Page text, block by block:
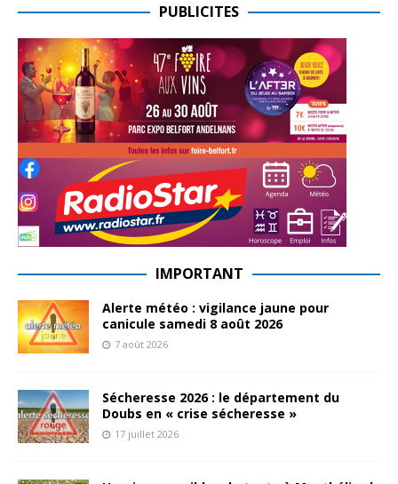
PUBLICITES
IMPORTANT
Alerte météo : vigilance jaune pour
canicule samedi 8 août 2026
7 août 2026
Sécheresse 2026 : le département du
Doubs en « crise sécheresse »
17 juillet 2026